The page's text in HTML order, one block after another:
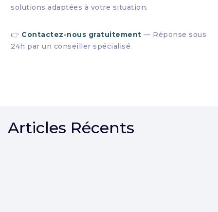
solutions adaptées à votre situation.
👉 Contactez-nous gratuitement — Réponse sous
24h par un conseiller spécialisé.
Articles Récents